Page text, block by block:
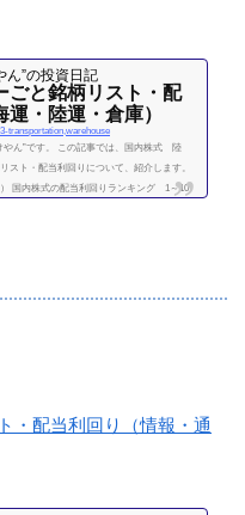
”の投資日記
と銘柄リスト・配
・陸運・倉庫）
transportation,warehouse
やん”です。 この記事では、国内株式 陸
ト・配当利回りについて、紹介します。
） 国内株式の配当利回りランキング 1～10
・配当利回り（情報・通